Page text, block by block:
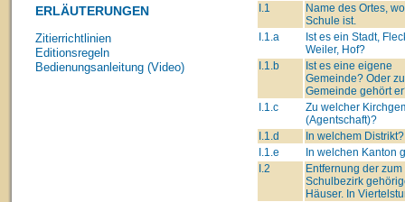
ERLÄUTERUNGEN
Zitierrichtlinien
Editionsregeln
Bedienungsanleitung (Video)
I.1
Name des Ortes,
Schule ist.
I.1.a
Ist es ein Stadt,
Weiler, Hof?
I.1.b
Ist es eine eigene
Gemeinde? Oder
Gemeinde gehört
I.1.c
Zu welcher
(Agentschaft)?
I.1.d
In welchem Distrikt?
I.1.e
In welchen Kanton
I.2
Entfernung der zum
Schulbezirk
Häuser. In